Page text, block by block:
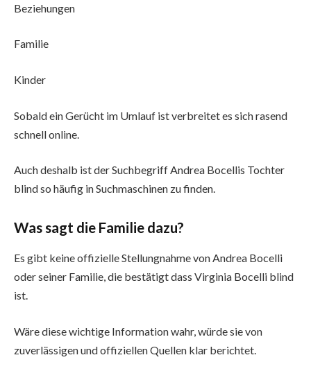
Beziehungen
Familie
Kinder
Sobald ein Gerücht im Umlauf ist verbreitet es sich rasend
schnell online.
Auch deshalb ist der Suchbegriff Andrea Bocellis Tochter
blind so häufig in Suchmaschinen zu finden.
Was sagt die Familie dazu?
Es gibt keine offizielle Stellungnahme von Andrea Bocelli
oder seiner Familie, die bestätigt dass Virginia Bocelli blind
ist.
Wäre diese wichtige Information wahr, würde sie von
zuverlässigen und offiziellen Quellen klar berichtet.